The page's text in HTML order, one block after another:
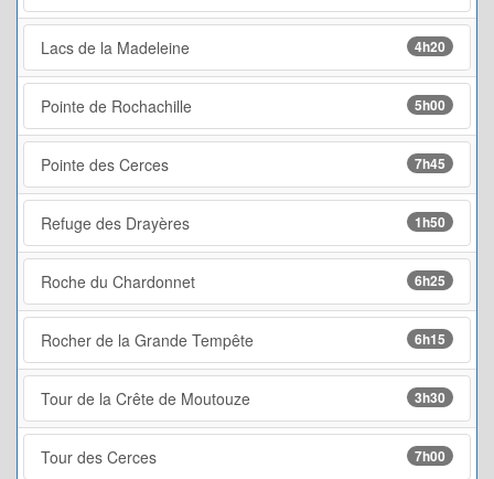
Lacs de la Madeleine 4h20
Pointe de Rochachille 5h00
Pointe des Cerces 7h45
Refuge des Drayères 1h50
Roche du Chardonnet 6h25
Rocher de la Grande Tempête 6h15
Tour de la Crête de Moutouze 3h30
Tour des Cerces 7h00